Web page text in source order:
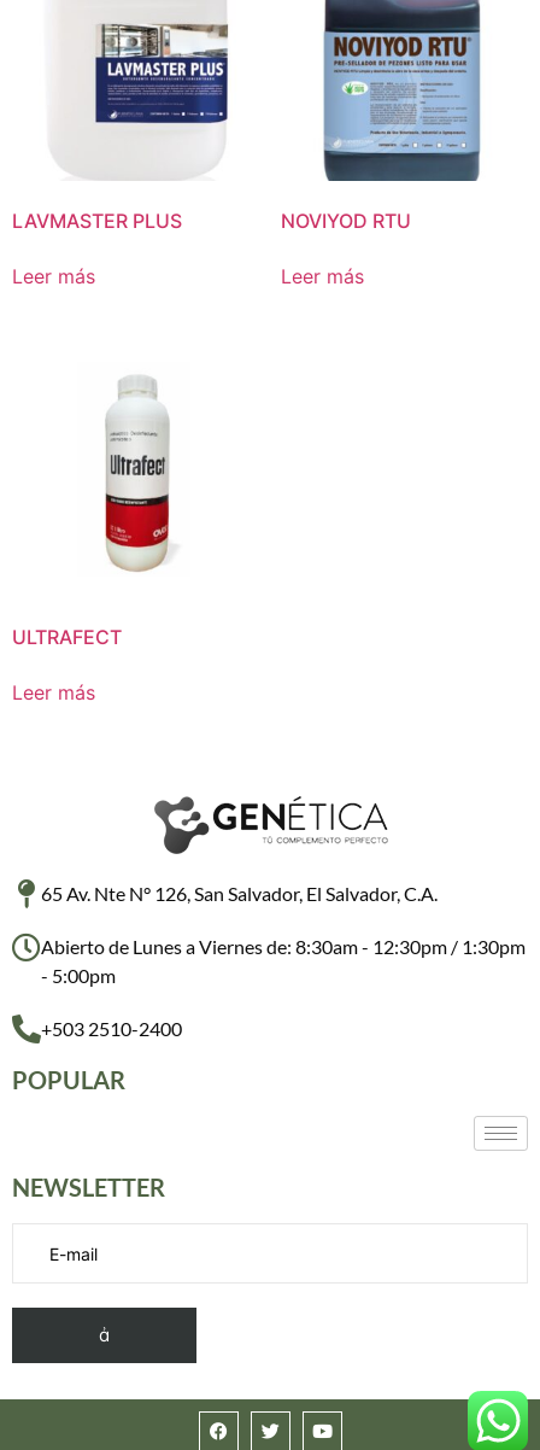
LAVMASTER PLUS
Leer más
NOVIYOD RTU
Leer más
ULTRAFECT
Leer más
65 Av. Nte N° 126, San Salvador, El Salvador, C.A.
Abierto de Lunes a Viernes de: 8:30am - 12:30pm / 1:30pm
- 5:00pm
+503 2510-2400
POPULAR
NEWSLETTER